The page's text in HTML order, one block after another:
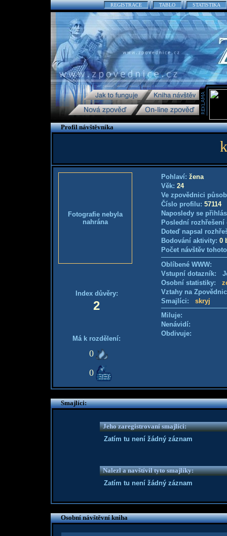
REGISTRACE TABLO STATISTIKA
Profil návštěvníka
Fotografie nebyla
nahrána
Index důvěry:
2
Má k rozdělení:
0
0
Pohlaví: žena
Věk: 24
Ve zpovědnici
Číslo profilu: 57114
Naposledy se
Poslední
Doteď napsal
Bodování aktivity: 0
Počet návštěv
Oblíbené WWW:
Vstupní dotazník:
Osobní statistiky:
Vztahy na
Smajlíci: skryj
Miluje:
Nenávidí:
Obdivuje:
Smajlíci:
Jeho zaregistrovaní smajlíci:
Zatím tu není žádný záznam
Nalezl a navštívil tyto smajlíky:
Zatím tu není žádný záznam
Osobní návštěvní kniha